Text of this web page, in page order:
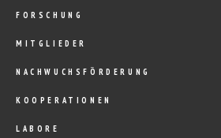
FORSCHUNG
MITGLIEDER
NACHWUCHSFÖRDERUNG
KOOPERATIONEN
LABORE